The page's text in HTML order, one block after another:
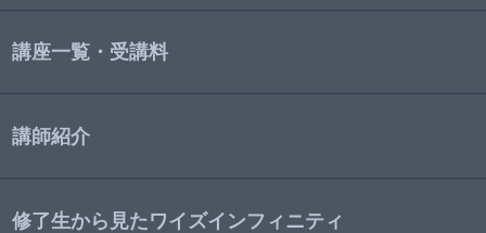
講座一覧・受講料
講師紹介
修了生から見たワイズインフィニティ